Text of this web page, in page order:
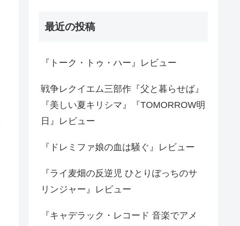
最近の投稿
『トーク・トゥ・ハー』レビュー
戦争レクイエム三部作『父と暮らせば』
『美しい夏キリシマ』『TOMORROW明
日』レビュー
『ドレミファ娘の血は騒ぐ』レビュー
『ライ麦畑の反逆児 ひとりぼっちのサ
リンジャー』レビュー
『キャデラック・レコード 音楽でアメ